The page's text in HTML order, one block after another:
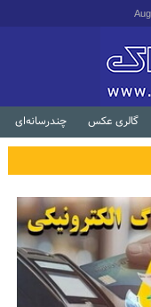
گالری عکس چندرسانه‌ای